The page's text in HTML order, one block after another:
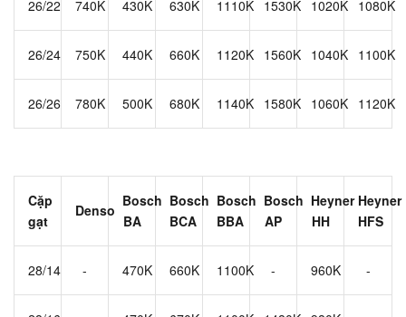
26/22 740K 430K 630K 1110K 1530K 1020K 1080K
26/24 750K 440K 660K 1120K 1560K 1040K 1100K
26/26 780K 500K 680K 1140K 1580K 1060K 1120K
Cặp
gạt
Denso
Bosch
BA
Bosch
BCA
Bosch
BBA
Bosch
AP
Heyner
HH
Heyner
HFS
28/14 - 470K 660K 1100K - 960K -